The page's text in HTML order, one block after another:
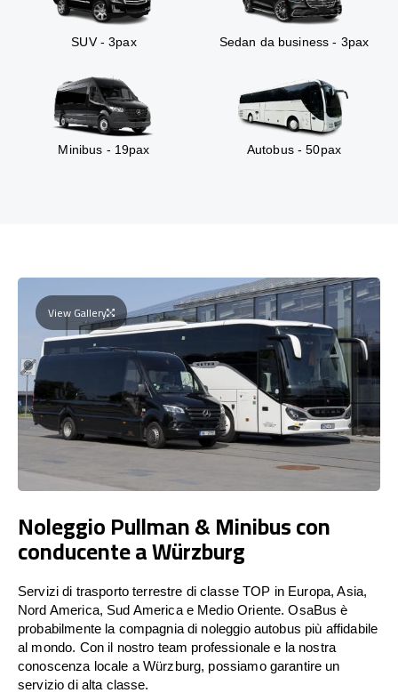
SUV - 3pax Sedan da business - 3pax
Minibus - 19pax Autobus - 50pax
View Gallery
Noleggio Pullman & Minibus con
conducente a Würzburg
Servizi di trasporto terrestre di classe TOP in Europa, Asia,
Nord America, Sud America e Medio Oriente. OsaBus è
probabilmente la compagnia di noleggio autobus più affidabile
al mondo. Con il nostro team professionale e la nostra
conoscenza locale a Würzburg, possiamo garantire un
servizio di alta classe.